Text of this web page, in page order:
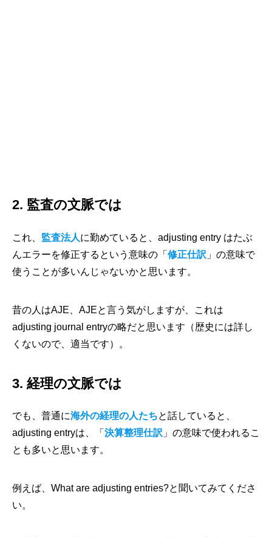
2. 監査の文脈では
これ、 監査法人に勤めていると、adjusting entry はたぶ
んエラーを修正するという意味の「 修正仕訳 」の意味で
使うことが多いんじゃないかと思います。
昔の人はAJE、AJEと言う気がしますが、これは
adjusting journal entryの略だと思います（歴史には詳し
くないので、適当です）。
3. 経理の文脈では
でも、普通に海外の経理の人たちと話していると、
adjusting entryは、「 決算整理仕訳 」の意味で使われるこ
とも多いと思います。
例えば、What are adjusting entries?と聞いてみてくださ
い。